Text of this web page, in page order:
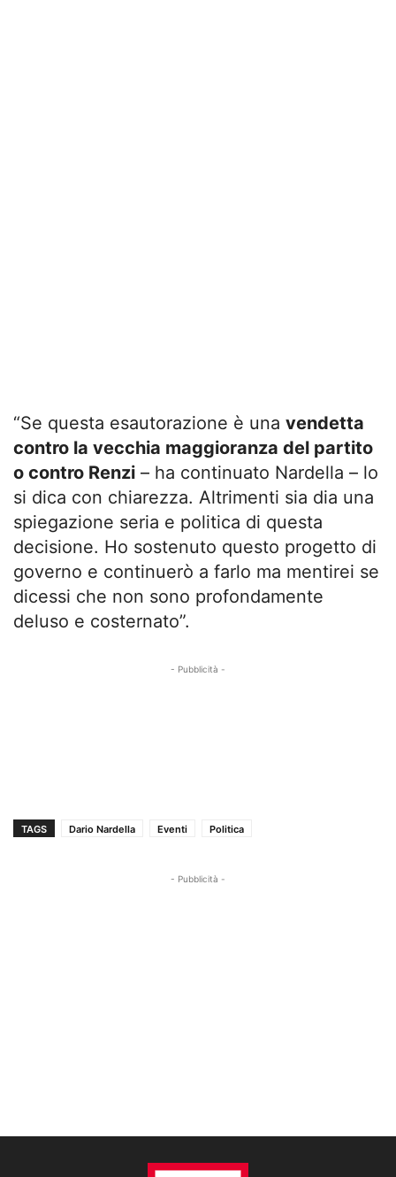
“Se questa esautorazione è una vendetta
contro la vecchia maggioranza del partito
o contro Renzi – ha continuato Nardella – lo
si dica con chiarezza. Altrimenti sia dia una
spiegazione seria e politica di questa
decisione. Ho sostenuto questo progetto di
governo e continuerò a farlo ma mentirei se
dicessi che non sono profondamente
deluso e costernato”.
- Pubblicità -
TAGS Dario Nardella Eventi Politica
- Pubblicità -